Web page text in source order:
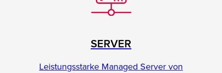
SERVER
Leistungsstarke Managed Server von